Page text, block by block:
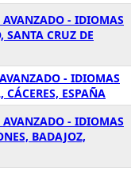
AVANZADO - IDIOMAS
SANTA CRUZ DE
- IDIOMAS
ESPAÑA
AVANZADO - IDIOMAS
BADAJOZ,